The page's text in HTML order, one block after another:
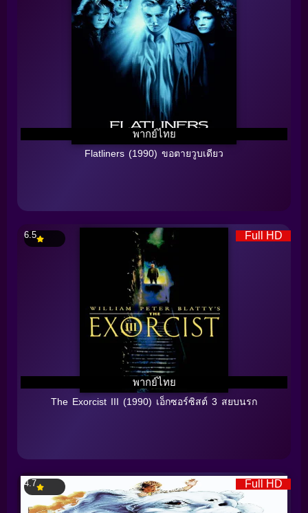
พากย์ไทย
Flatliners (1990) ขอตายวูบเดียว
Full HD
พากย์ไทย
6.5
The Exorcist III (1990) เอ็กซอร์ซิสต์ 3 สยบนรก
Full HD
4.7